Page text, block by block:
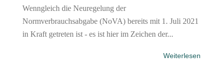
Wenngleich die Neuregelung der
Normverbrauchsabgabe (NoVA) bereits mit 1. Juli 2021
in Kraft getreten ist - es ist hier im Zeichen der...
Weiterlesen